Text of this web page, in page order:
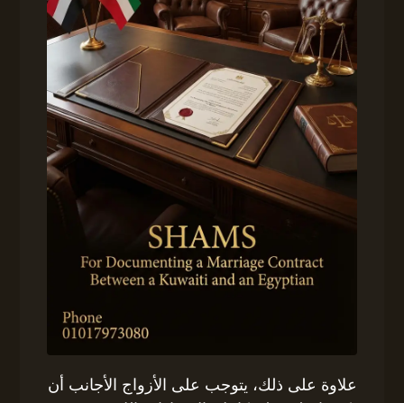
علاوة على ذلك، يتوجب على الأزواج الأجانب أن